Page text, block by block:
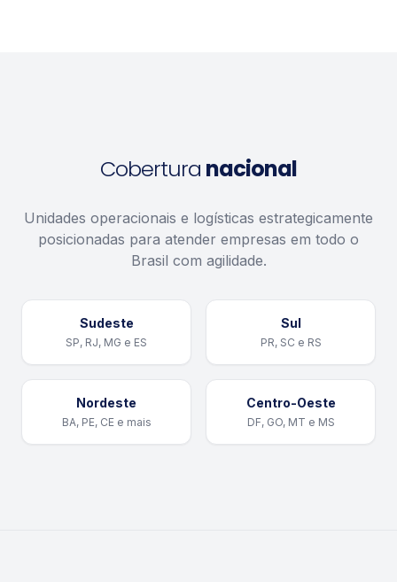
Cobertura nacional
Unidades operacionais e logísticas estrategicamente
posicionadas para atender empresas em todo o
Brasil com agilidade.
Sudeste
SP, RJ, MG e ES
Sul
PR, SC e RS
Nordeste
BA, PE, CE e mais
Centro-Oeste
DF, GO, MT e MS